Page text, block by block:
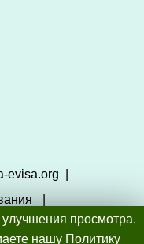
evisa.org
просмотра.
нашу Политику